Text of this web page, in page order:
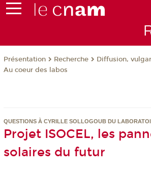
Présentation Recherche
Diffusion,
Au coeur des labos
QUESTIONS À CYRILLE SOLLOGOUB DU
Projet ISOCEL, les
solaires du futur